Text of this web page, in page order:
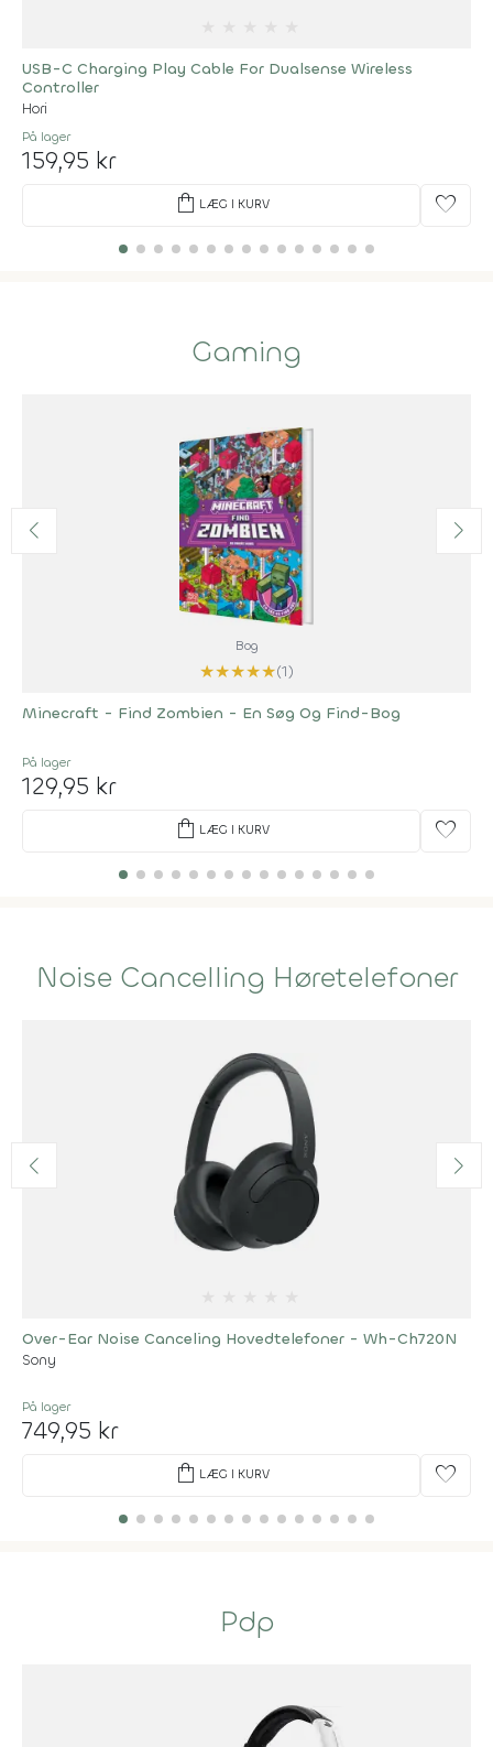
USB-C Charging Play Cable For Dualsense Wireless
Controller
Hori
På lager
159,95 kr
shopping_bag LÆG I KURV favorite
Gaming
Bog
★★★★★(1)
Minecraft - Find Zombien - En Søg Og Find-Bog
På lager
129,95 kr
shopping_bag LÆG I KURV favorite
Noise Cancelling Høretelefoner
Over-Ear Noise Canceling Hovedtelefoner - Wh-Ch720N
Sony
På lager
749,95 kr
shopping_bag LÆG I KURV favorite
Pdp